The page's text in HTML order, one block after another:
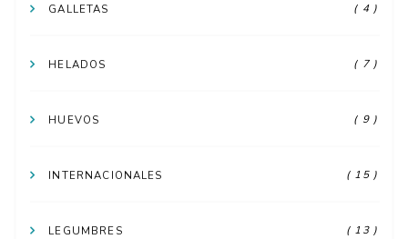
GALLETAS ( 4 )
HELADOS ( 7 )
HUEVOS ( 9 )
INTERNACIONALES ( 15 )
LEGUMBRES ( 13 )